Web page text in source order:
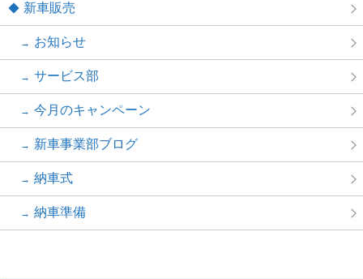
新車販売
お知らせ
サービス部
今月のキャンペーン
新車事業部ブログ
納車式
納車準備